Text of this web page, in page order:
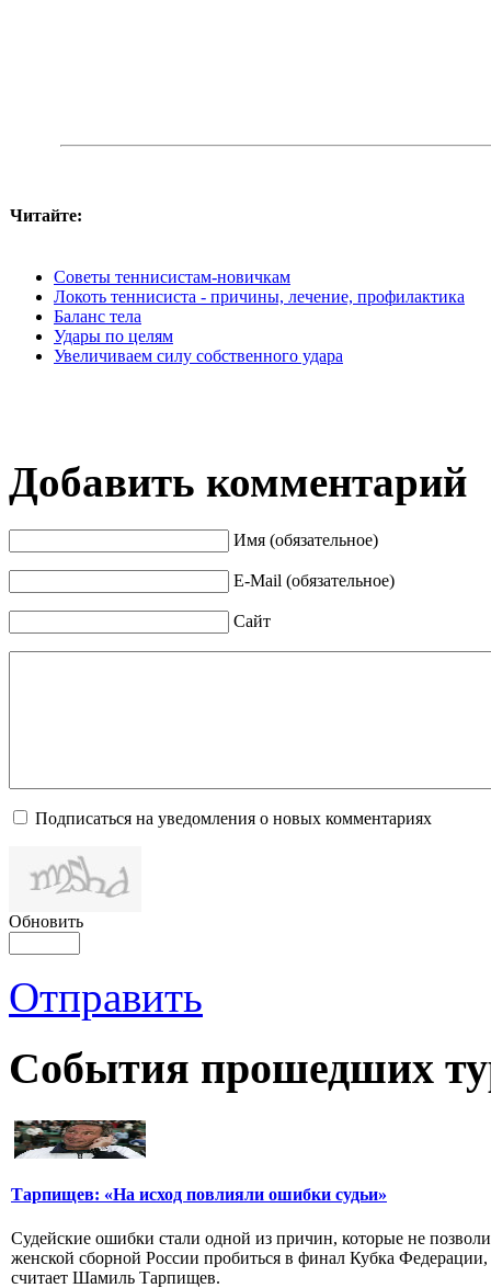
Читайте:
Советы теннисистам-новичкам
Локоть теннисиста - причины, лечение, профилактика
Баланс тела
Удары по целям
Увеличиваем силу собственного удара
Добавить комментарий
Имя (обязательное)
E-Mail (обязательное)
Сайт
Подписаться на уведомления о новых комментариях
Обновить
Отправить
События прошедших
Тарпищев: «На исход повлияли ошибки судьи»
Судейские ошибки стали одной из причин, которые не
женской сборной России пробиться в финал Кубка Федерации,
считает Шамиль Тарпищев.